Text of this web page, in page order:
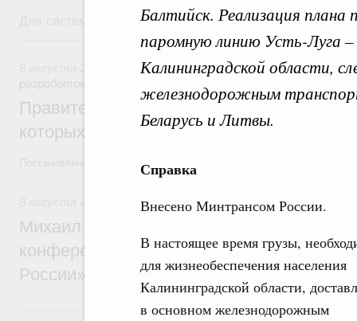
Балтийск. Реализация плана
паромную линию Усть-Луга
Калининградской области,
железнодорожным
Беларусь и Литвы.
Справка
Внесено Минтрансом России.
В настоящее время грузы,
для жизнеобеспечения населения
Калининградской области,
в основном железнодорожным
Для системного поиска перейдите в раздел "Поиск по
8 августа, суббота
Государственная политика в сфере
разработок
Правительство расширило перечень
которых освобождаются от НДФЛ
Постановление от 5 августа 2026 года №978
Отрасль информационных технологий
Михаил Мишустин дал поручения по
конференции «Цифровая индустрия
России»
6 августа, четверг